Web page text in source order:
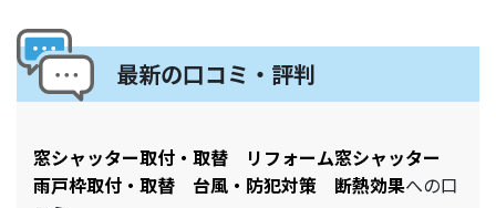
最新の口コミ・評判
窓シャッター取付・取替 リフォーム窓シャッター
雨戸枠取付・取替 台風・防犯対策 断熱効果への口